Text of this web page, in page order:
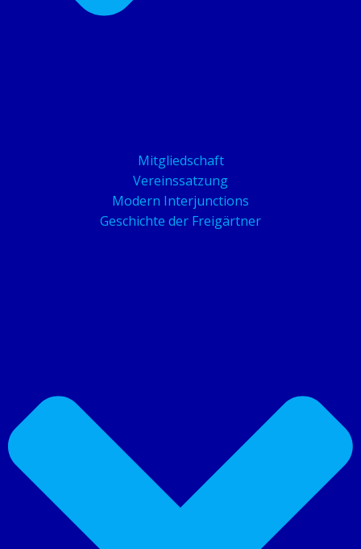
Mitgliedschaft
Vereinssatzung
Modern Interjunctions
Geschichte der Freigärtner